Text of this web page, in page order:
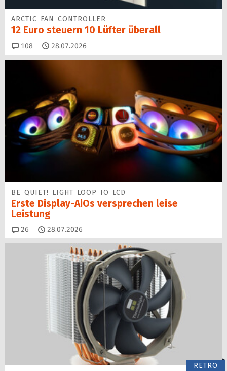
ARCTIC FAN CONTROLLER
12 Euro steuern 10 Lüfter überall
108 Kommentare
28.07.2026
BE QUIET! LIGHT LOOP IO LCD
Erste Display-AiOs versprechen leise
Leistung
26 Kommentare
28.07.2026
RETRO